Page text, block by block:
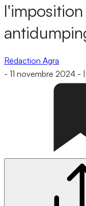
Rédaction Agra
- 11 novembre 2024 -